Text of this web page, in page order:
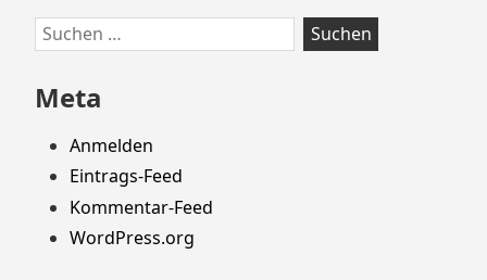
Zum
Footer
springen
Suchen
nach:
Meta
Anmelden
Eintrags-Feed
Kommentar-Feed
WordPress.org